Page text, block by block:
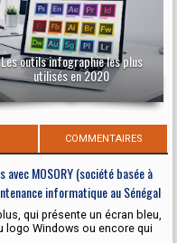
Les outils infographie les plus
utilisés en 2020
COMMENTAIRES
MOSORY (société basée à
informatique au Sénégal
qui présente un écran bleu,
logo Windows ou encore qui